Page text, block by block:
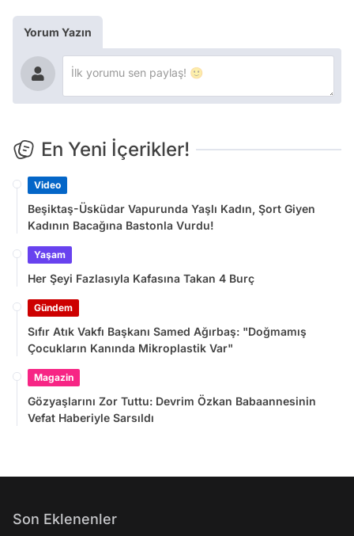
Yorum Yazın
En Yeni İçerikler!
Video
Beşiktaş-Üsküdar Vapurunda Yaşlı Kadın, Şort Giyen
Kadının Bacağına Bastonla Vurdu!
Yaşam
Her Şeyi Fazlasıyla Kafasına Takan 4 Burç
Gündem
Sıfır Atık Vakfı Başkanı Samed Ağırbaş: "Doğmamış
Çocukların Kanında Mikroplastik Var"
Magazin
Gözyaşlarını Zor Tuttu: Devrim Özkan Babaannesinin
Vefat Haberiyle Sarsıldı
Son Eklenenler